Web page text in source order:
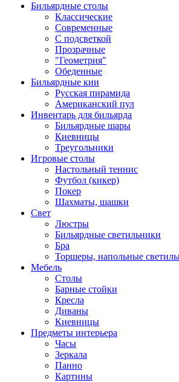
Бильярдные столы
Классические
Современные
С подсветкой
Прозрачные
"Геометрия"
Обеденные
Бильярдные кии
Русская пирамида
Американский пул
Инвентарь для бильярда
Бильярдные шары
Киевницы
Треугольники
Игровые столы
Настольный теннис
Футбол (кикер)
Покер
Шахматы, шашки
Свет
Люстры
Бильярдные светильники
Бра
Торшеры, напольные
Мебель
Столы
Барные стойки
Кресла
Диваны
Киевницы
Предметы интерьера
Часы
Зеркала
Панно
Картины